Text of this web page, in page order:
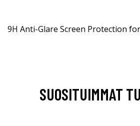
9H Anti-Glare Screen Protection
SUOSITUIMMAT